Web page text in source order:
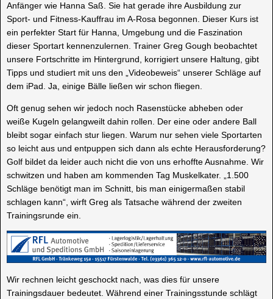
Anfänger wie Hanna Saß. Sie hat gerade ihre Ausbildung zur
Sport- und Fitness-Kauffrau im A-Rosa begonnen. Dieser Kurs ist
ein perfekter Start für Hanna, Umgebung und die Faszination
dieser Sportart kennenzulernen. Trainer Greg Gough beobachtet
unsere Fortschritte im Hintergrund, korrigiert unsere Haltung, gibt
Tipps und studiert mit uns den „Videobeweis“ unserer Schläge auf
dem iPad. Ja, einige Bälle ließen wir schon fliegen.
Oft genug sehen wir jedoch noch Rasenstücke abheben oder
weiße Kugeln gelangweilt dahin rollen. Der eine oder andere Ball
bleibt sogar einfach stur liegen. Warum nur sehen viele Sportarten
so leicht aus und entpuppen sich dann als echte Herausforderung?
Golf bildet da leider auch nicht die von uns erhoffte Ausnahme. Wir
schwitzen und haben am kommenden Tag Muskelkater. „1.500
Schläge benötigt man im Schnitt, bis man einigermaßen stabil
schlagen kann“, wirft Greg als Tatsache während der zweiten
Trainingsrunde ein.
Wir rechnen leicht geschockt nach, was dies für unsere
Trainingsdauer bedeutet. Während einer Trainingsstunde schlägt